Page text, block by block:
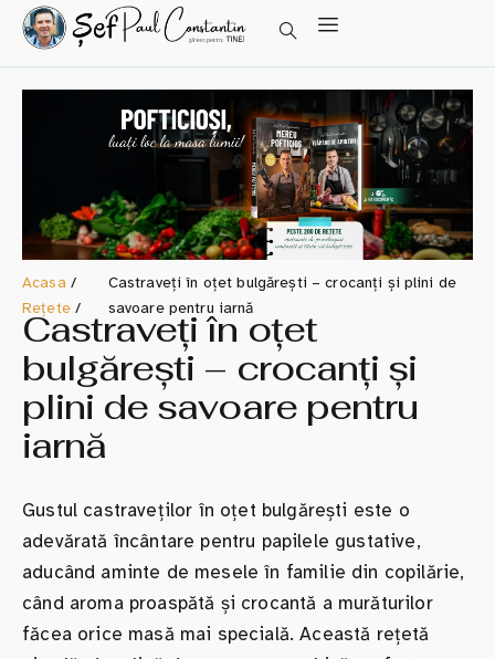
Acasa/
Rețete/
Castraveți în oțet bulgărești – crocanți și plini de
savoare pentru iarnă
Castraveți în oțet
bulgărești – crocanți și
plini de savoare pentru
iarnă
Gustul castraveților în oțet bulgărești este o
adevărată încântare pentru papilele gustative,
aducând aminte de mesele în familie din copilărie,
când aroma proaspătă și crocantă a murăturilor
făcea orice masă mai specială. Această rețetă